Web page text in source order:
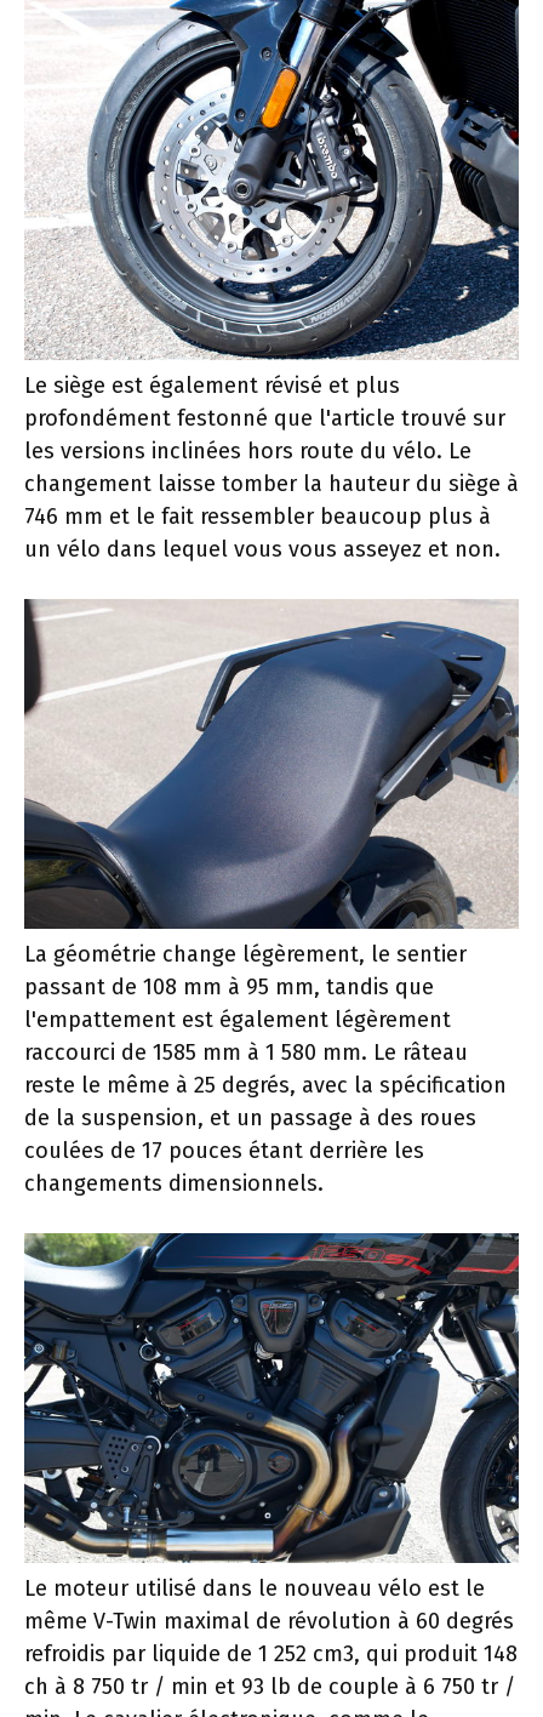
Le siège est également révisé et plus
profondément festonné que l'article trouvé sur
les versions inclinées hors route du vélo. Le
changement laisse tomber la hauteur du siège à
746 mm et le fait ressembler beaucoup plus à
un vélo dans lequel vous vous asseyez et non.
La géométrie change légèrement, le sentier
passant de 108 mm à 95 mm, tandis que
l'empattement est également légèrement
raccourci de 1585 mm à 1 580 mm. Le râteau
reste le même à 25 degrés, avec la spécification
de la suspension, et un passage à des roues
coulées de 17 pouces étant derrière les
changements dimensionnels.
Le moteur utilisé dans le nouveau vélo est le
même V-Twin maximal de révolution à 60 degrés
refroidis par liquide de 1 252 cm3, qui produit 148
ch à 8 750 tr / min et 93 lb de couple à 6 750 tr /